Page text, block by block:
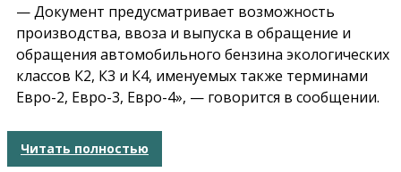
— Документ предусматривает возможность
производства, ввоза и выпуска в обращение и
обращения автомобильного бензина экологических
классов К2, К3 и К4, именуемых также терминами
Евро-2, Евро-3, Евро-4», — говорится в сообщении.
Читать полностью